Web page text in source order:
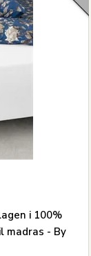
i 100%
madras - By